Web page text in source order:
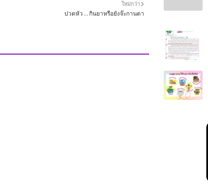
ใหม่กว่า
ปวดหัว ... กินยาหรือยังจ๊ะกานดา